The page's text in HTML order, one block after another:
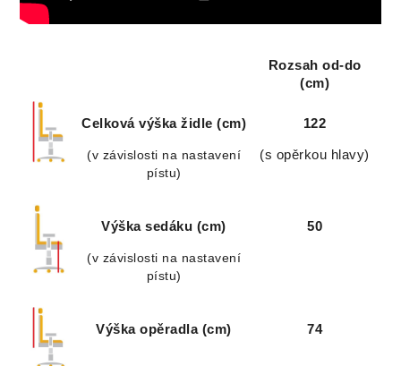
Rozsah od-do
(cm)
Celková výška židle (cm)
(v závislosti na nastavení
pístu)
122
(s opěrkou hlavy)
Výška sedáku (cm)
(v závislosti na nastavení
pístu)
50
Výška opěradla (cm) 74